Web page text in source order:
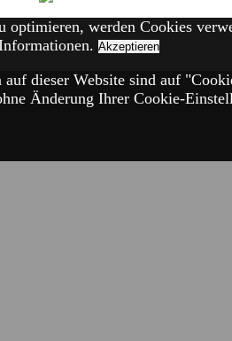
optimieren, werden Cookies
Akzeptieren
dieser Website sind auf
Änderung Ihrer Cookie-